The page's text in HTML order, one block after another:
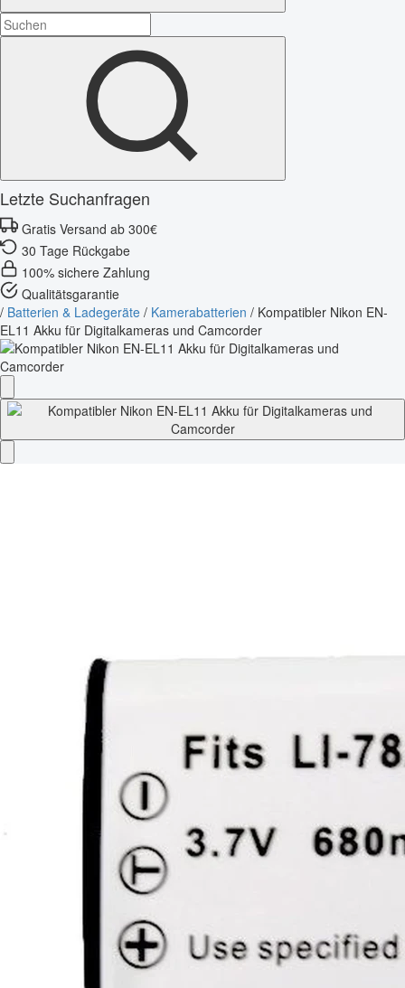
Letzte Suchanfragen
Gratis Versand ab 300€
30 Tage Rückgabe
100% sichere Zahlung
Qualitätsgarantie
/ Batterien & Ladegeräte / Kamerabatterien / Kompatibler Nikon EN-
EL11 Akku für Digitalkameras und Camcorder